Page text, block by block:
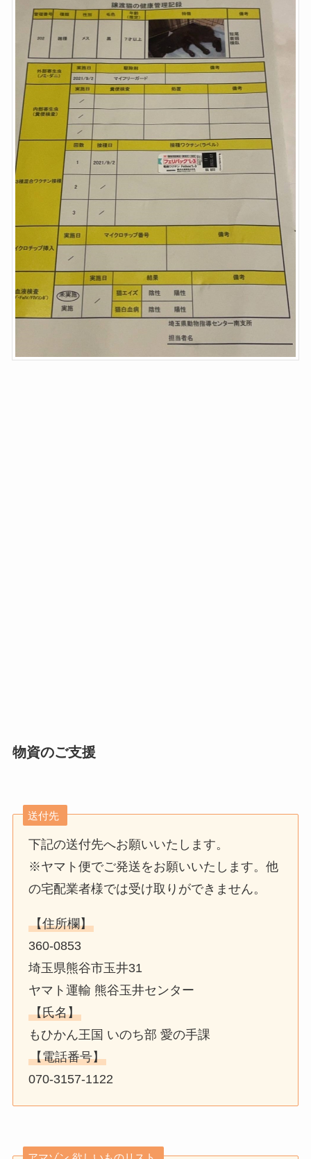
物資のご支援
送付先
下記の送付先へお願いいたします。
※ヤマト便でご発送をお願いいたします。他
の宅配業者様では受け取りができません。
【住所欄】
360-0853
埼玉県熊谷市玉井31
ヤマト運輸 熊谷玉井センター
【氏名】
もひかん王国 いのち部 愛の手課
【電話番号】
070-3157-1122